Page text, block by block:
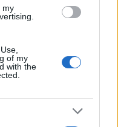
my
of my
with the
budget e alle